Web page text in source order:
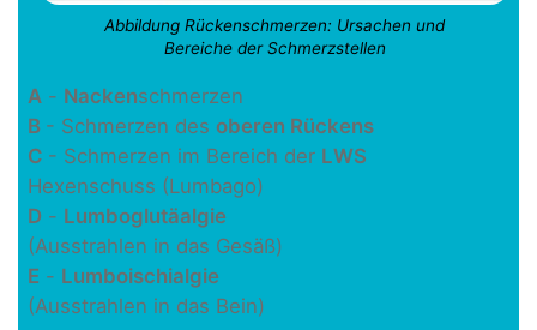
Abbildung Rückenschmerzen: Ursachen und
Bereiche der Schmerzstellen
A - Nackenschmerzen
B - Schmerzen des oberen Rückens
C - Schmerzen im Bereich der LWS
Hexenschuss (Lumbago)
D - Lumboglutäalgie
(Ausstrahlen in das Gesäß)
E - Lumboischialgie
(Ausstrahlen in das Bein)